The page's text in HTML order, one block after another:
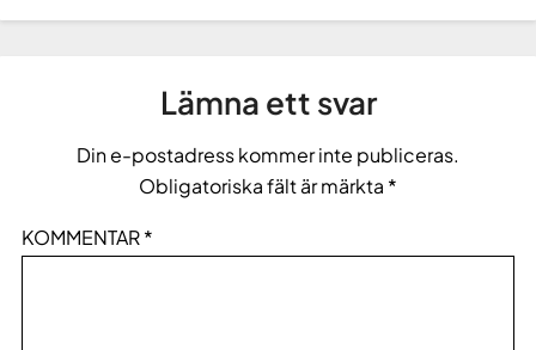
Lämna ett svar
Din e-postadress kommer inte publiceras.
Obligatoriska fält är märkta *
KOMMENTAR*